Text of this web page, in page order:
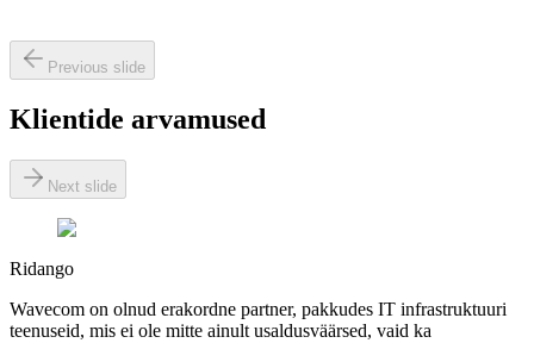
Previous slide
Klientide arvamused
Next slide
Ridango
Wavecom on olnud erakordne partner, pakkudes IT infrastruktuuri
teenuseid, mis ei ole mitte ainult usaldusväärsed, vaid ka